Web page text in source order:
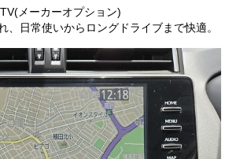
メーカーオプション)
、日常使いからロングドライブまで快適。